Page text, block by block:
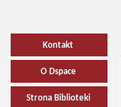
Kontakt
O Dspace
Strona Biblioteki